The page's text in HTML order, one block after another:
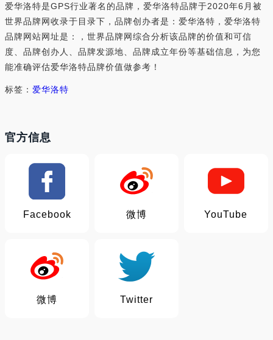
爱华洛特是GPS行业著名的品牌，爱华洛特品牌于2020年6月被
世界品牌网收录于目录下，品牌创办者是：爱华洛特，爱华洛特
品牌网站网址是：，世界品牌网综合分析该品牌的价值和可信
度、品牌创办人、品牌发源地、品牌成立年份等基础信息，为您
能准确评估爱华洛特品牌价值做参考！
标签： 爱华洛特
官方信息
Facebook 微博 YouTube
微博 Twitter